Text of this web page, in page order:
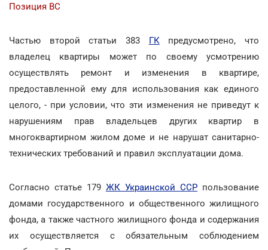
Позиция ВС
Частью второй статьи 383 ГКпредусмотрено, что
владелец квартиры может по своему усмотрению
осуществлять ремонт и изменения в квартире,
предоставленной ему для использования как единого
целого, - при условии, что эти изменения не приведут к
нарушениям прав владельцев других квартир в
многоквартирном жилом доме и не нарушат санитарно-
технических требований и правил эксплуатации дома.
Согласно статье 179 ЖК Украинской ССР пользование
домами государственного и общественного жилищного
фонда, а также частного жилищного фонда и содержания
их осуществляется с обязательным соблюдением